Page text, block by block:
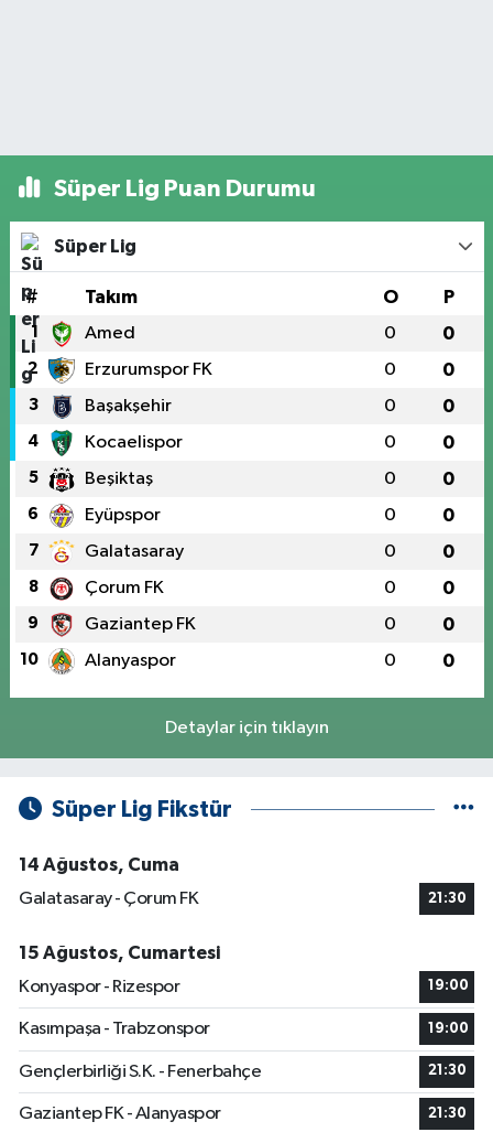
Süper Lig Puan Durumu
Süper Lig
# Takım O P
1 Amed 0 0
2 Erzurumspor FK 0 0
3 Başakşehir 0 0
4 Kocaelispor 0 0
5 Beşiktaş 0 0
6 Eyüpspor 0 0
7 Galatasaray 0 0
8 Çorum FK 0 0
9 Gaziantep FK 0 0
10 Alanyaspor 0 0
Detaylar için tıklayın
Süper Lig Fikstür
14 Ağustos, Cuma
Galatasaray - Çorum FK
21:30
15 Ağustos, Cumartesi
Konyaspor - Rizespor
19:00
Kasımpaşa - Trabzonspor 19:00
Gençlerbirliği S.K. - Fenerbahçe 21:30
Gaziantep FK - Alanyaspor 21:30